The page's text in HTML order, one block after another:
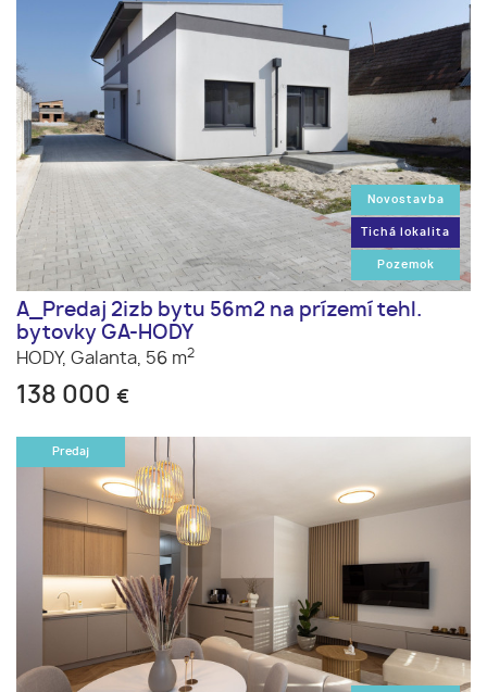
Novostavba
Tichá lokalita
Pozemok
A_Predaj 2izb bytu 56m2 na prízemí tehl.
bytovky GA-HODY
HODY, Galanta, 56 m2
138 000 €
Predaj